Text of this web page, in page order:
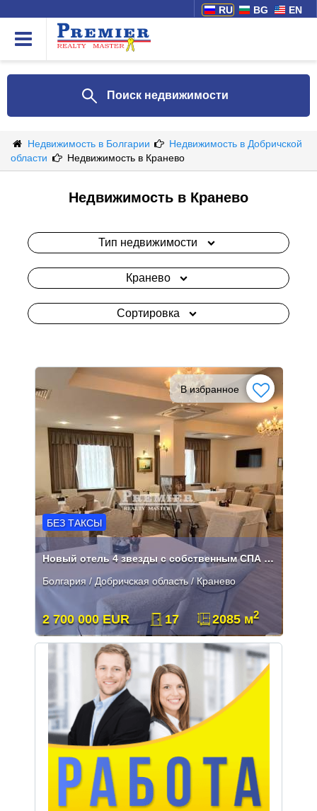
RU BG EN
Поиск недвижимости
Недвижимость в Болгарии
Недвижимость в Добричской
области
Недвижимость в Кранево
Недвижимость в Кранево
Тип недвижимости
Кранево
Сортировка
В избранное
БЕЗ ТАКСЫ
Новый отель 4 звезды с собственным СПА центром
Болгария / Добричcкая область / Кранево
2 700 000 EUR 17 2085 м2